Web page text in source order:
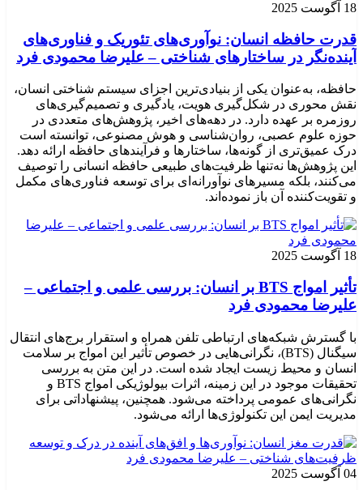
18 آگوست 2025
قدرت حافظه انسان: نوآوری‌های تئوریک و فناوری‌های
آینده‌نگر در ساختارهای شناختی – علیرضا محمودی فرد
حافظه، به‌عنوان یکی از بنیادی‌ترین اجزای سیستم شناختی انسان،
نقش محوری در شکل‌گیری هویت، یادگیری و تصمیم‌گیری‌های
روزمره بر عهده دارد. در دهه‌های اخیر، پژوهش‌های متعددی در
حوزه علوم عصبی، روان‌شناسی و هوش مصنوعی، توانسته‌ است
درک عمیق‌تری از گونه‌ها، ساختارها و فرآیندهای حافظه ارائه دهد.
این پژوهش‌ها نه‌تنها ظرفیت‌های طبیعی حافظه انسانی را توصیف
می‌کنند، بلکه مسیرهای نوآورانه‌ای برای توسعه فناوری‌های مکمل
و تقویت‌کننده آن باز نموده‌اند.
18 آگوست 2025
تأثیر امواج BTS بر انسان: بررسی علمی و اجتماعی –
علیرضا محمودی فرد
با گسترش شبکه‌های ارتباطی تلفن همراه و استقرار برج‌های انتقال
سیگنال (BTS)، نگرانی‌هایی در خصوص تأثیر این امواج بر سلامت
انسان و محیط زیست ایجاد شده است. در این متن به بررسی
تحقیقات موجود در این زمینه، اثرات بیولوژیکی امواج BTS و
نگرانی‌های عمومی پرداخته می‌شود. همچنین، پیشنهاداتی برای
مدیریت ایمن این تکنولوژی‌ها ارائه می‌شود.
04 آگوست 2025